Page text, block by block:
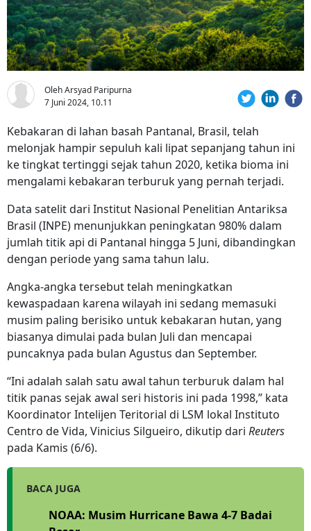
Oleh Arsyad Paripurna
7 Juni 2024, 10.11
Kebakaran di lahan basah Pantanal, Brasil, telah
melonjak hampir sepuluh kali lipat sepanjang tahun ini
ke tingkat tertinggi sejak tahun 2020, ketika bioma ini
mengalami kebakaran terburuk yang pernah terjadi.
Data satelit dari Institut Nasional Penelitian Antariksa
Brasil (INPE) menunjukkan peningkatan 980% dalam
jumlah titik api di Pantanal hingga 5 Juni, dibandingkan
dengan periode yang sama tahun lalu.
Angka-angka tersebut telah meningkatkan
kewaspadaan karena wilayah ini sedang memasuki
musim paling berisiko untuk kebakaran hutan, yang
biasanya dimulai pada bulan Juli dan mencapai
puncaknya pada bulan Agustus dan September.
“Ini adalah salah satu awal tahun terburuk dalam hal
titik panas sejak awal seri historis ini pada 1998,” kata
Koordinator Intelijen Teritorial di LSM lokal Instituto
Centro de Vida, Vinicius Silgueiro, dikutip dari Reuters
pada Kamis (6/6).
BACA JUGA
NOAA: Musim Hurricane Bawa 4-7 Badai